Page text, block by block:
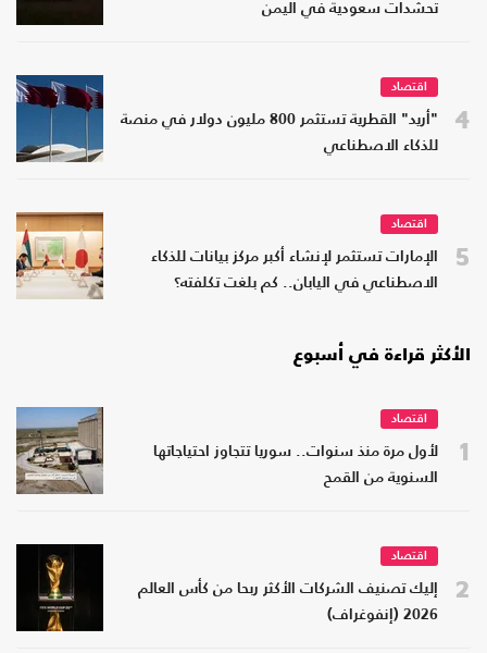
تحشدات سعودية في اليمن
4
اقتصاد
"أريد" القطرية تستثمر 800 مليون دولار في منصة
للذكاء الاصطناعي
5
اقتصاد
الإمارات تستثمر لإنشاء أكبر مركز بيانات للذكاء
الاصطناعي في اليابان.. كم بلغت تكلفته؟
الأكثر قراءة في أسبوع
1
اقتصاد
لأول مرة منذ سنوات.. سوريا تتجاوز احتياجاتها
السنوية من القمح
2
اقتصاد
إليك تصنيف الشركات الأكثر ربحا من كأس العالم
2026 (إنفوغراف)